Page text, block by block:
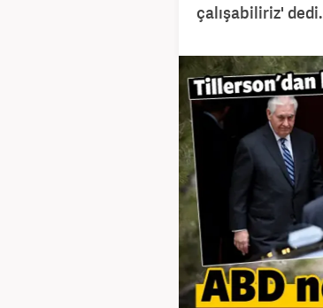
çalışabiliriz' dedi.